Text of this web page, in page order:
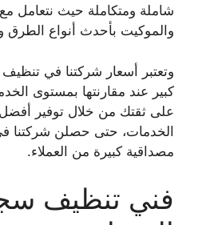
شاملة ومتكاملة حيث نتعامل
والموكيت بأحدث أنواع الطرق
وتعتبر أسعار شركتنا في
كبير عند مقارنتها بمستوى
على ثقتك من خلال توفير أفضل
الخدمات، حتى حصلن شركتنا
مصداقية كبيرة من العملاء.
فني تنظيف